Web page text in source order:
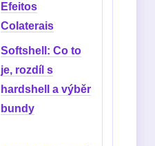
Efeitos
Colaterais
Softshell: Co to
je, rozdíl s
hardshell a výběr
bundy